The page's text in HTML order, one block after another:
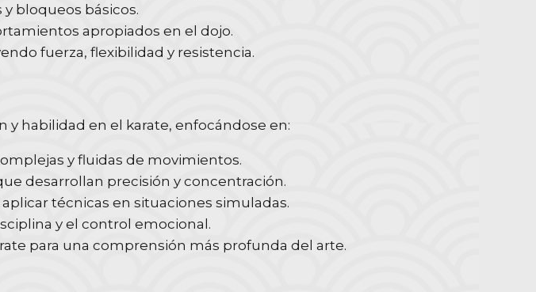
bloqueos básicos.
apropiados en el dojo.
fuerza, flexibilidad y resistencia.
habilidad en el karate, enfocándose en:
y fluidas de movimientos.
desarrollan precisión y concentración.
técnicas en situaciones simuladas.
y el control emocional.
para una comprensión más profunda del arte.